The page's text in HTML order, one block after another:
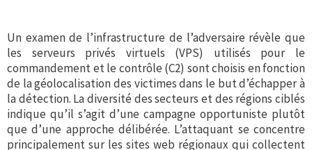
Un examen de l’infrastructure de l’adversaire révèle que
les serveurs privés virtuels (VPS) utilisés pour le
commandement et le contrôle (C2) sont choisis en fonction
de la géolocalisation des victimes dans le but d’échapper à
la détection. La diversité des secteurs et des régions ciblés
indique qu’il s’agit d’une campagne opportuniste plutôt
que d’une approche délibérée. L’attaquant se concentre
principalement sur les sites web régionaux qui collectent